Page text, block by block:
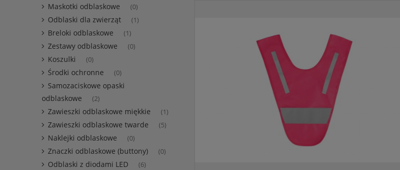
Maskotki odblaskowe (0)
Odblaski dla zwierząt (1)
Breloki odblaskowe (1)
Zestawy odblaskowe (0)
Koszulki (0)
Środki ochronne (0)
Samozaciskowe opaski
odblaskowe
(2)
Zawieszki odblaskowe miękkie (1)
Zawieszki odblaskowe twarde (5)
Naklejki odblaskowe (0)
Znaczki odblaskowe (buttony) (0)
Odblaski z diodami LED (6)